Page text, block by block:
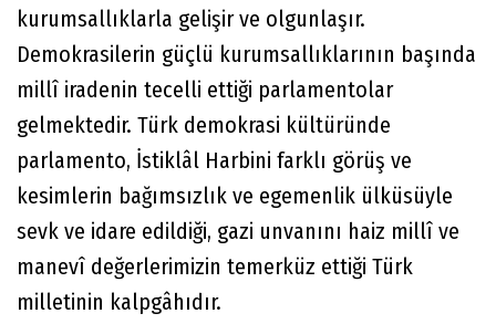
kurumsallıklarla gelişir ve olgunlaşır.
Demokrasilerin güçlü kurumsallıklarının başında
millî iradenin tecelli ettiği parlamentolar
gelmektedir. Türk demokrasi kültüründe
parlamento, İstiklâl Harbini farklı görüş ve
kesimlerin bağımsızlık ve egemenlik ülküsüyle
sevk ve idare edildiği, gazi unvanını haiz millî ve
manevî değerlerimizin temerküz ettiği Türk
milletinin kalpgâhıdır.